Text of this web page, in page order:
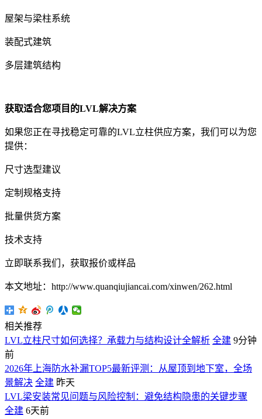
屋架与梁柱系统
装配式建筑
多层建筑结构
获取适合您项目的LVL解决方案
如果您正在寻找稳定可靠的LVL立柱供应方案，我们可以为您
提供：
尺寸选型建议
定制规格支持
批量供货方案
技术支持
立即联系我们，获取报价或样品
本文地址：http://www.quanqiujiancai.com/xinwen/262.html
相关推荐
LVL立柱尺寸如何选择？承载力与结构设计全解析 全建 9分钟
前
2026年上海防水补漏TOP5最新评测：从屋顶到地下室，全场
景解决 全建 昨天
LVL梁安装常见问题与风险控制：避免结构隐患的关键步骤
全建 6天前